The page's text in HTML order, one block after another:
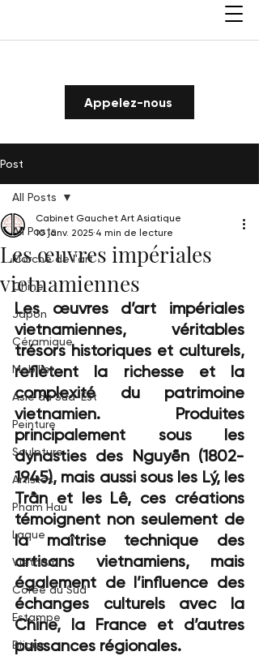
Appelez-nous
Post
All Posts
Marché de l'art
Chine
Japon
Céramique
Mobilier
Asie du Sud-Est
Peinture
Sculpture
Artistes
Pham Hau
Laque
Vietnam
Corée du Sud
Estampe
Bijoux
All Posts
Les œuvres impériales
vietnamiennes
Cabinet Gauchet Art Asiatique
10 janv. 2025 4 min de lecture
Les œuvres d’art impériales
vietnamiennes, véritables
trésors historiques et culturels,
reflètent la richesse et la
complexité du patrimoine
vietnamien. Produites
principalement sous les
dynasties des Nguyễn (1802-
1945), mais aussi sous les Lý, les
Trần et les Lê, ces créations
témoignent non seulement de
la maîtrise technique des
artisans vietnamiens, mais
également de l’influence des
échanges culturels avec la
Chine, la France et d’autres
puissances régionales.